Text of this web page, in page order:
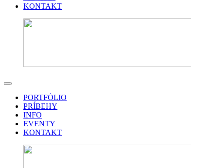
KONTAKT
PORTFÓLIO
PRÍBEHY
INFO
EVENTY
KONTAKT